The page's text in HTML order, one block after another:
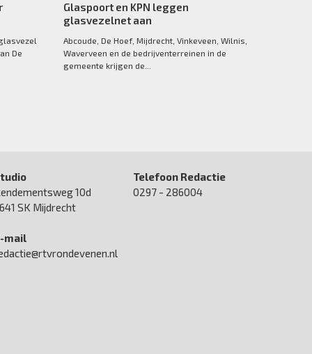
De
Glaspoort en KPN leggen
glasvezelnet aan
Abcoude, De Hoef, Mijdrecht, Vinkeveen, Wilnis,
Waverveen en de bedrijventerreinen in de
gemeente krijgen de...
10d
SK Mijdrecht
mail
Telefoon Redactie
0297 - 286004